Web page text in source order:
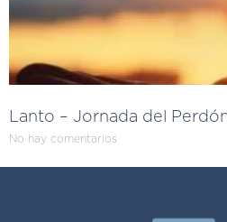
Lanto – Jornada del
No hay comentarios